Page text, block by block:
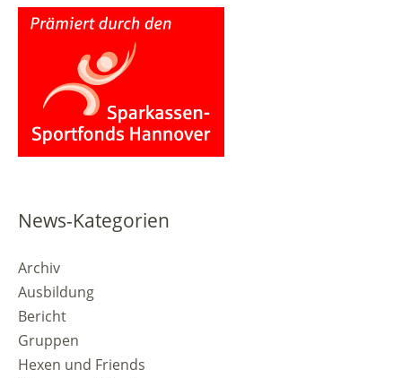
News-Kategorien
Archiv
Ausbildung
Bericht
Gruppen
Hexen und Friends